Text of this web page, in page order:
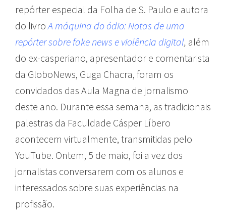
repórter especial da Folha de S. Paulo e autora
do livroA máquina do ódio: Notas de uma
repórter sobre fake news e violência digital, além
do ex-casperiano, apresentador e comentarista
da GloboNews, Guga Chacra, foram os
convidados das Aula Magna de jornalismo
deste ano. Durante essa semana, as tradicionais
palestras da Faculdade Cásper Líbero
acontecem virtualmente, transmitidas pelo
YouTube. Ontem, 5 de maio, foi a vez dos
jornalistas conversarem com os alunos e
interessados sobre suas experiências na
profissão.